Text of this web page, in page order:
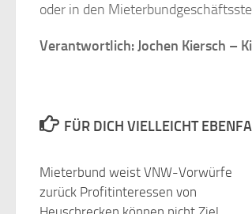
oder in den
Verantwortlich: Jochen Kiersch –
FÜR DICH VIELLEICHT
Mieterbund weist VNW-Vorwürfe
zurück Profitinteressen von